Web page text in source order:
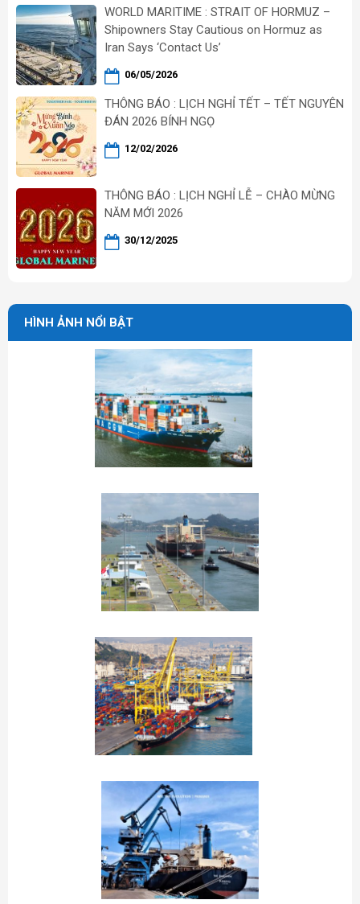
WORLD MARITIME : STRAIT OF HORMUZ –
Shipowners Stay Cautious on Hormuz as
Iran Says ‘Contact Us’
06/05/2026
THÔNG BÁO : LỊCH NGHỈ TẾT – TẾT NGUYÊN
ĐÁN 2026 BÍNH NGỌ
12/02/2026
THÔNG BÁO : LỊCH NGHỈ LỄ – CHÀO MỪNG
NĂM MỚI 2026
30/12/2025
HÌNH ẢNH NỔI BẬT